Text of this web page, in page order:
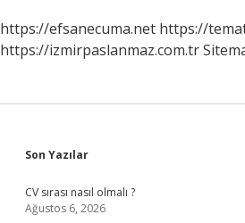
https://efsanecuma.net https://
https://izmirpaslanmaz.com.tr
Sidebar
Son Yazılar
CV sırası nasıl olmalı ?
Ağustos 6, 2026